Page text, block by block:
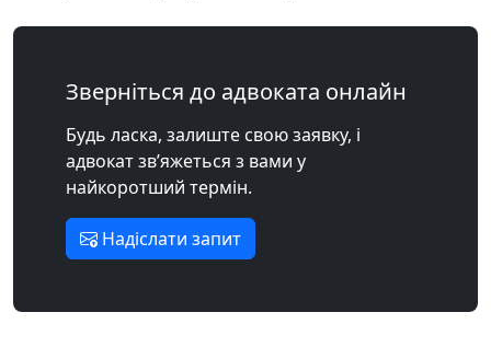
Зверніться до адвоката онлайн
Будь ласка, залиште свою заявку, і
адвокат зв’яжеться з вами у
найкоротший термін.
Надіслати запит